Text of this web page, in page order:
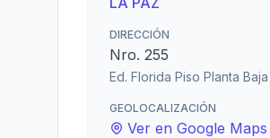
DIRECCIÓN
Nro. 255
Ed. Florida Piso Planta Baja
GEOLOCALIZACIÓN
Ver en Google Maps